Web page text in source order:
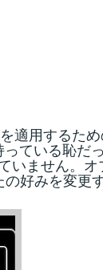
適用するため
ている恥だっ
いません。オ
好みを変更